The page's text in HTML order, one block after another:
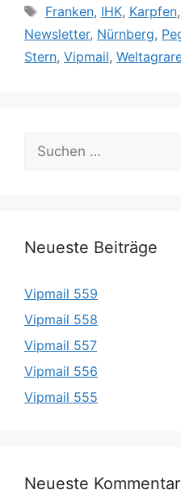
Schlagwörter
Franken, IHK, Karpfen,
Newsletter, Nürnberg,
Stern, Vipmail,
Suche
nach:
Neueste Beiträge
Vipmail 559
Vipmail 558
Vipmail 557
Vipmail 556
Vipmail 555
Neueste